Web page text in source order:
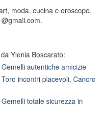
moda, cucina e oroscopo.
Ylenia Boscarato:
autentiche amicizie
incontri piacevoli, Cancro
totale sicurezza in